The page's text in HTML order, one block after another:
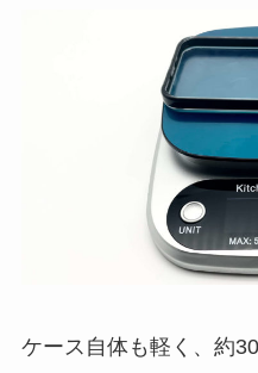
ケース自体も軽く、約